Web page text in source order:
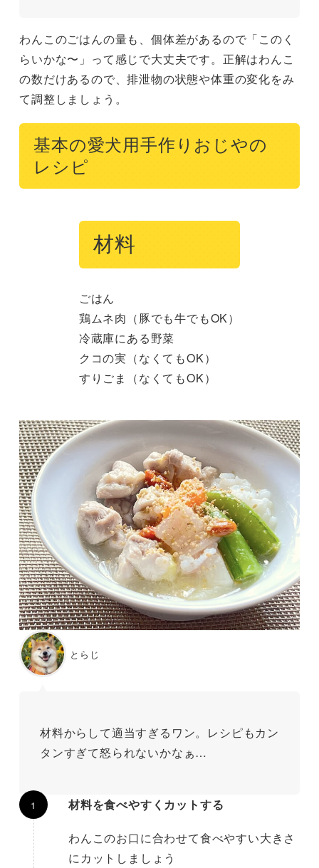
わんこのごはんの量も、個体差があるので「このく
らいかな〜」って感じで大丈夫です。正解はわんこ
の数だけあるので、排泄物の状態や体重の変化をみ
て調整しましょう。
基本の愛犬用手作りおじやの
レシピ
材料
ごはん
鶏ムネ肉（豚でも牛でもOK）
冷蔵庫にある野菜
クコの実（なくてもOK）
すりごま（なくてもOK）
とらじ
材料からして適当すぎるワン。レシピもカン
タンすぎて怒られないかなぁ…
材料を食べやすくカットする
わんこのお口に合わせて食べやすい大きさ
にカットしましょう